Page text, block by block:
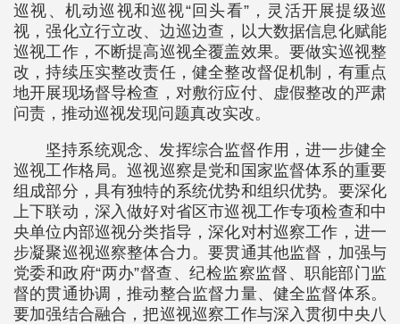
巡视、机动巡视和巡视“回头看”，灵活开展提级巡
视，强化立行立改、边巡边查，以大数据信息化赋能
巡视工作，不断提高巡视全覆盖效果。要做实巡视整
改，持续压实整改责任，健全整改督促机制，有重点
地开展现场督导检查，对敷衍应付、虚假整改的严肃
问责，推动巡视发现问题真改实改。
坚持系统观念、发挥综合监督作用，进一步健全
巡视工作格局。巡视巡察是党和国家监督体系的重要
组成部分，具有独特的系统优势和组织优势。要深化
上下联动，深入做好对省区市巡视工作专项检查和中
央单位内部巡视分类指导，深化对村巡察工作，进一
步凝聚巡视巡察整体合力。要贯通其他监督，加强与
党委和政府“两办”督查、纪检监察监督、职能部门监
督的贯通协调，推动整合监督力量、健全监督体系。
要加强结合融合，把巡视巡察工作与深入贯彻中央八